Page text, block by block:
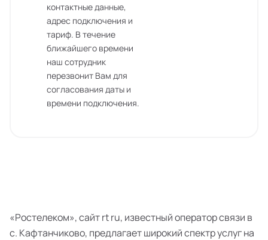
контактные данные,
адрес подключения и
тариф. В течение
ближайшего времени
наш сотрудник
перезвонит Вам для
согласования даты и
времени подключения.
«Ростелеком», сайт rt ru, известный оператор связи в
с. Кафтанчиково, предлагает широкий спектр услуг на